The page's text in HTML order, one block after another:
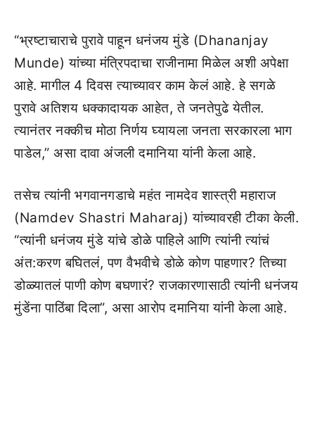
“भ्रष्टाचाराचे पुरावे पाहून धनंजय मुंडे (Dhananjay
Munde) यांच्या मंत्रिपदाचा राजीनामा मिळेल अशी अपेक्षा
आहे. मागील 4 दिवस त्याच्यावर काम केलं आहे. हे सगळे
पुरावे अतिशय धक्कादायक आहेत, ते जनतेपुढे येतील.
त्यानंतर नक्कीच मोठा निर्णय घ्यायला जनता सरकारला भाग
पाडेल,” असा दावा अंजली दमानिया यांनी केला आहे.
तसेच त्यांनी भगवानगडाचे महंत नामदेव शास्त्री महाराज
(Namdev Shastri Maharaj) यांच्यावरही टीका केली.
“त्यांनी धनंजय मुंडे यांचे डोळे पाहिले आणि त्यांनी त्यांचं
अंत:करण बघितलं, पण वैभवीचे डोळे कोण पाहणार? तिच्या
डोळ्यातलं पाणी कोण बघणारं? राजकारणासाठी त्यांनी धनंजय
मुंडेंना पाठिंबा दिला”, असा आरोप दमानिया यांनी केला आहे.